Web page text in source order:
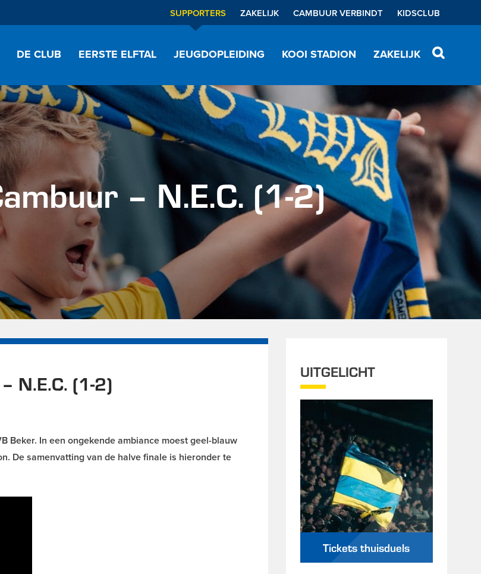
SUPPORTERS ZAKELIJK CAMBUUR VERBINDT KIDSCLUB
DE CLUB EERSTE ELFTAL JEUGDOPLEIDING KOOI STADION ZAKELIJK
– N.E.C. (1-2)
N.E.C. (1-2)
Beker. In een ongekende ambiance moest geel-blauw
De samenvatting van de halve finale is hieronder te
UITGELICHT
Tickets thuisduels